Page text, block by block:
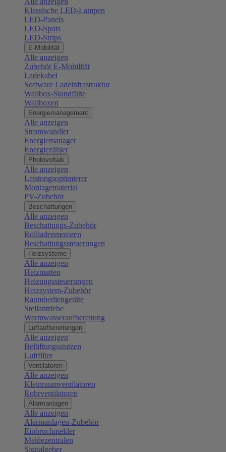
Klassische LED-Lampen
LED-Panels
LED-Spots
LED-Strips
E-Mobilität
Alle anzeigen
Zubehör E-Mobilität
Ladekabel
Software Ladeinfrastruktur
Wallbox-Standfüße
Wallboxen
Energiemanagement
Alle anzeigen
Stromwandler
Energiemanager
Energiezähler
Photovoltaik
Alle anzeigen
Leistungsoptimierer
Montagematerial
PV-Zubehör
Beschattungen
Alle anzeigen
Beschattungs-Zubehör
Rollladenmotoren
Beschattungssteuerungen
Heizsysteme
Alle anzeigen
Heizmatten
Heizungssteuerungen
Heizsystem-Zubehör
Raumbediengeräte
Stellantriebe
Warmwasseraufbereitung
Luftaufbereitungen
Alle anzeigen
Belüftungsstutzen
Luftfilter
Ventilatoren
Alle anzeigen
Kleinraumventilatoren
Rohrventilatoren
Alarmanlagen
Alle anzeigen
Alarmanlagen-Zubehör
Einbruchmelder
Meldezentralen
Signalgeber